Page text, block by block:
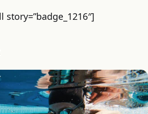
story=”badge_1216″]